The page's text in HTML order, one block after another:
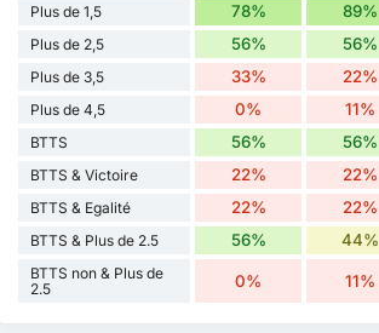
Plus de 1,5 78% 89%
Plus de 2,5 56% 56%
Plus de 3,5 33% 22%
Plus de 4,5 0% 11%
BTTS 56% 56%
BTTS & Victoire 22% 22%
BTTS & Egalité 22% 22%
BTTS & Plus de 2.5 56% 44%
BTTS non & Plus de
2.5
0% 11%